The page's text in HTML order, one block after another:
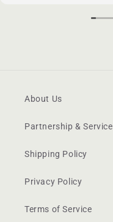
About Us
Partnership & Service
Shipping Policy
Privacy Policy
Terms of Service